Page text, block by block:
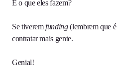
E o que eles fazem?
Se tiveremfunding(lembrem que é
contratar mais gente.
Genial!